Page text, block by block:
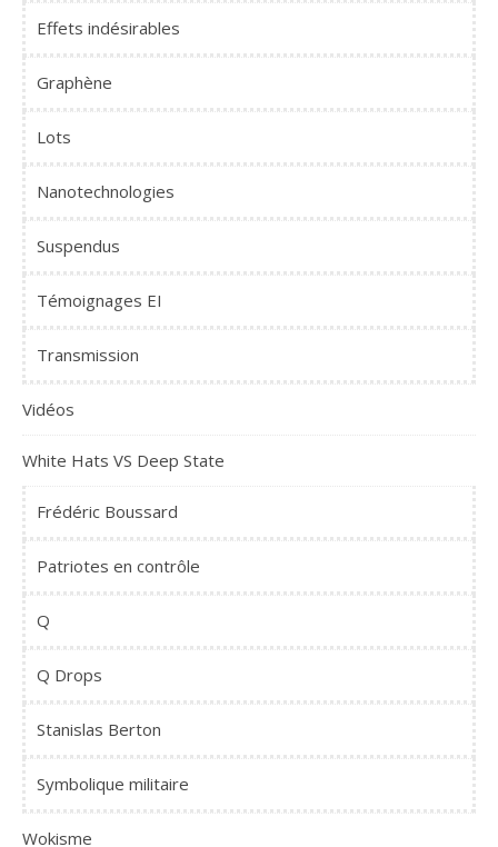
Effets indésirables
Graphène
Lots
Nanotechnologies
Suspendus
Témoignages EI
Transmission
Vidéos
White Hats VS Deep State
Frédéric Boussard
Patriotes en contrôle
Q
Q Drops
Stanislas Berton
Symbolique militaire
Wokisme